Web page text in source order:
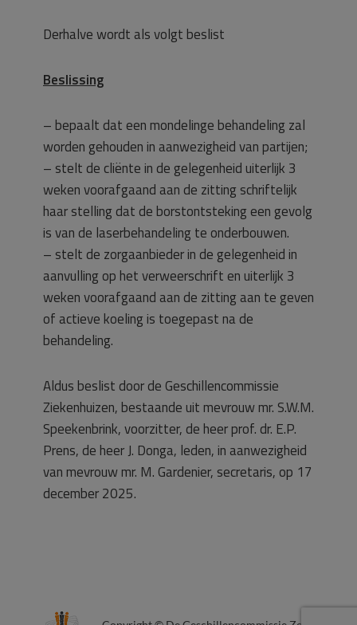
Derhalve wordt als volgt beslist
Beslissing
– bepaalt dat een mondelinge behandeling zal
worden gehouden in aanwezigheid van partijen;
– stelt de cliënte in de gelegenheid uiterlijk 3
weken voorafgaand aan de zitting schriftelijk
haar stelling dat de borstontsteking een gevolg
is van de laserbehandeling te onderbouwen.
– stelt de zorgaanbieder in de gelegenheid in
aanvulling op het verweerschrift en uiterlijk 3
weken voorafgaand aan de zitting aan te geven
of actieve koeling is toegepast na de
behandeling.
Aldus beslist door de Geschillencommissie
Ziekenhuizen, bestaande uit mevrouw mr. S.W.M.
Speekenbrink, voorzitter, de heer prof. dr. E.P.
Prens, de heer J. Donga, leden, in aanwezigheid
van mevrouw mr. M. Gardenier, secretaris, op 17
december 2025.